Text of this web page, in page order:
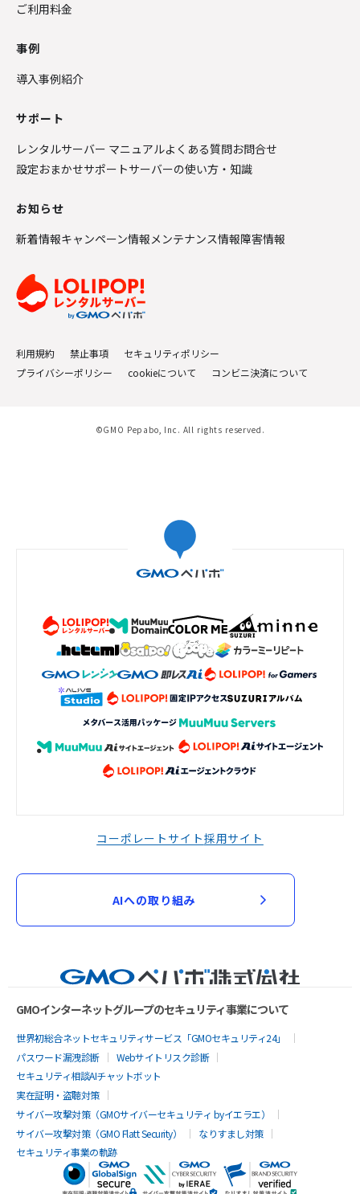
ご利用料金
事例
導入事例紹介
サポート
レンタルサーバー マニュアルよくある質問お問合せ
設定おまかせサポートサーバーの使い方・知識
お知らせ
新着情報キャンペーン情報メンテナンス情報障害情報
利用規約 禁止事項
セキュリティポリシー
プライバシーポリシー
cookieについて コンビニ決済について
©GMO Pepabo, Inc. All rights reserved.
コーポレートサイト採用サイト
AIへの取り組み
GMOインターネットグループのセキュリティ事業について
世界初総合ネットセキュリティサービス「GMOセキュリティ24」
パスワード漏洩診断
Webサイトリスク診断
セキュリティ相談AIチャットボット
実在証明・盗聴対策
サイバー攻撃対策（GMOサイバーセキュリティ byイエラエ）
サイバー攻撃対策（GMO Flatt Security）
なりすまし対策
セキュリティ事業の軌跡